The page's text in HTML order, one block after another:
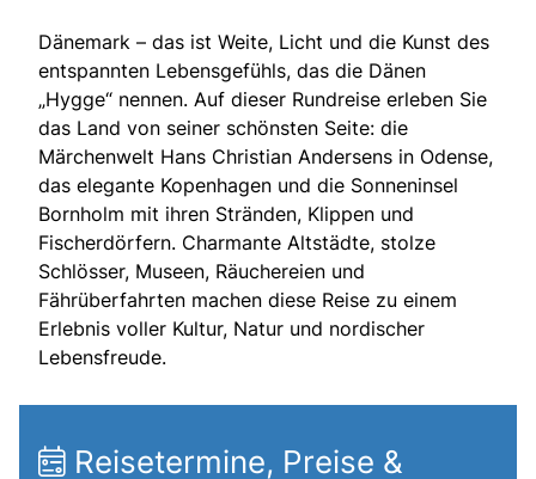
Dänemark – das ist Weite, Licht und die Kunst des
entspannten Lebensgefühls, das die Dänen
„Hygge“ nennen. Auf dieser Rundreise erleben Sie
das Land von seiner schönsten Seite: die
Märchenwelt Hans Christian Andersens in Odense,
das elegante Kopenhagen und die Sonneninsel
Bornholm mit ihren Stränden, Klippen und
Fischerdörfern. Charmante Altstädte, stolze
Schlösser, Museen, Räuchereien und
Fährüberfahrten machen diese Reise zu einem
Erlebnis voller Kultur, Natur und nordischer
Lebensfreude.
Reisetermine, Preise &